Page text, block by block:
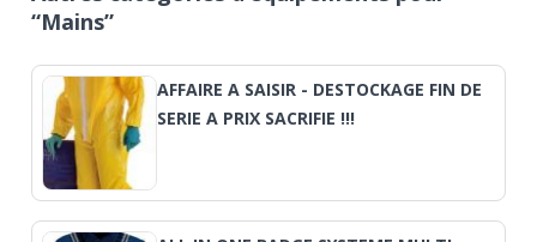
“Mains”
AFFAIRE A SAISIR - DESTOCKAGE FIN DE
SERIE A PRIX SACRIFIE !!!